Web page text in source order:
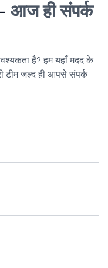
आज ही संपर्क
है? हम यहाँ मदद के
टीम जल्द ही आपसे संपर्क